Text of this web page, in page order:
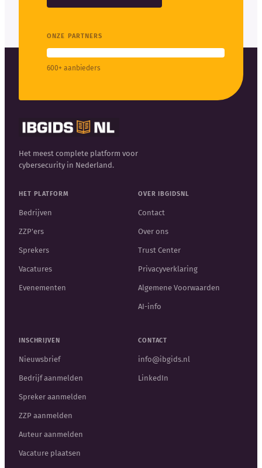
ONZE PARTNERS
600+ aanbieders
Het meest complete platform voor
cybersecurity in Nederland.
HET PLATFORM
Bedrijven
ZZP'ers
Sprekers
Vacatures
Evenementen
OVER IBGIDSNL
Contact
Over ons
Trust Center
Privacyverklaring
Algemene Voorwaarden
AI-info
INSCHRIJVEN
Nieuwsbrief
Bedrijf aanmelden
Spreker aanmelden
ZZP aanmelden
Auteur aanmelden
Vacature plaatsen
CONTACT
info@ibgids.nl
LinkedIn